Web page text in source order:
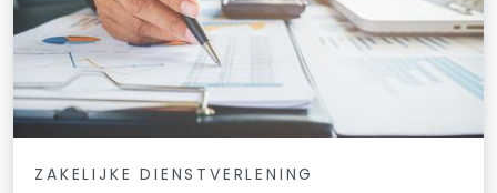
ZAKELIJKE DIENSTVERLENING